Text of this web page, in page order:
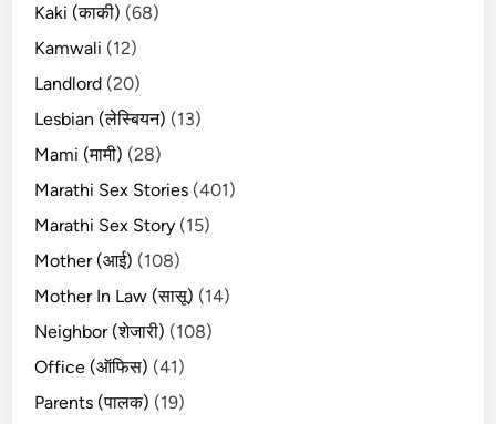
Kaki (काकी) (68)
Kamwali (12)
Landlord (20)
Lesbian (लेस्बियन) (13)
Mami (मामी) (28)
Marathi Sex Stories (401)
Marathi Sex Story (15)
Mother (आई) (108)
Mother In Law (सासू) (14)
Neighbor (शेजारी) (108)
Office (ऑफिस) (41)
Parents (पालक) (19)